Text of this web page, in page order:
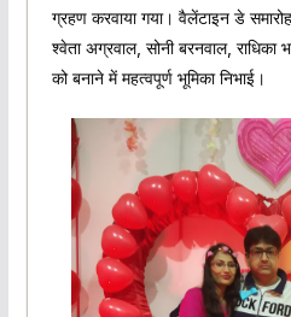
ग्रहण करवाया गया। वैलेंटाइन डे
श्वेता अग्रवाल, सोनी बरनवाल, राधिका
को बनाने में महत्वपूर्ण भूमिका निभाई।